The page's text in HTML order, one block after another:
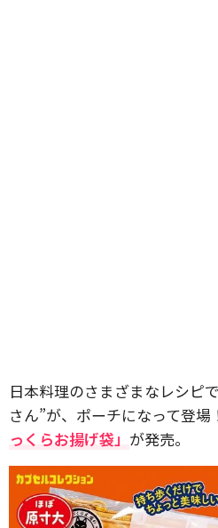
日本料理のさまざまなレシピ
さん”が、ポーチになって登
っくらお揚げ袋」 が発売。